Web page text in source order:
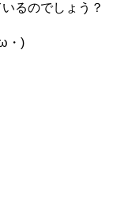
るのでしょう？
・)